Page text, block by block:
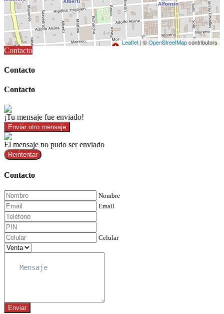
Leaflet | ©OpenStreetMapcontributors
Contacto
Contacto
Contacto
¡Tu mensaje fue enviado!
Enviar otro mensaje
El mensaje no pudo ser enviado
Reintentar
Contacto
Nombre
Email
Celular
Enviar